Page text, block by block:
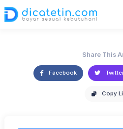
27 Jun 2025 3,104 views
https://unsplash.com/photos/a-person-
qjBnhje7bVk
Share This
Facebook
Copy